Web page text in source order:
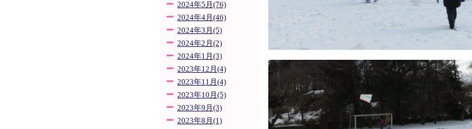
2024年5月(76)
2024年4月(46)
2024年3月(5)
2024年2月(2)
2024年1月(3)
2023年12月(4)
2023年11月(4)
2023年10月(5)
2023年9月(3)
2023年8月(1)